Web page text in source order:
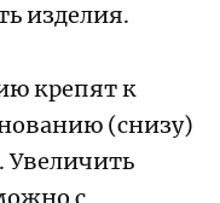
изделия.
крепят к
(снизу)
с